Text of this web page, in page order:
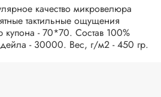
качество микровелюра
тактильные ощущения
купона - 70*70. Состав 100%
- 30000. Вес, г/м2 - 450 гр.